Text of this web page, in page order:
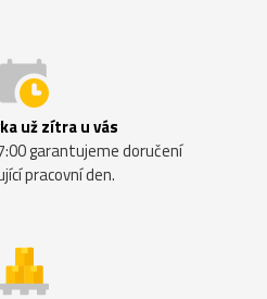
už zítra u vás
garantujeme doručení
pracovní den.